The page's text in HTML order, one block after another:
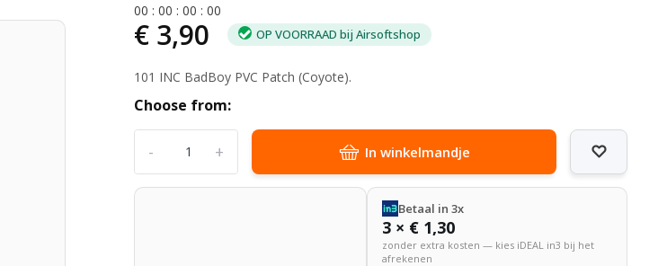
00 :00 :00 :00
€ 3,90 OP VOORRAAD bij Airsoftshop
101 INC BadBoy PVC Patch (Coyote).
Choose from:
+
- In winkelmandje
Betaal in 3x
3 × € 1,30
zonder extra kosten — kies iDEAL in3 bij het
afrekenen